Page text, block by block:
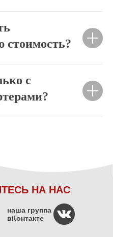
стоимость?
с
НА НАС
наша группа
вКонтакте